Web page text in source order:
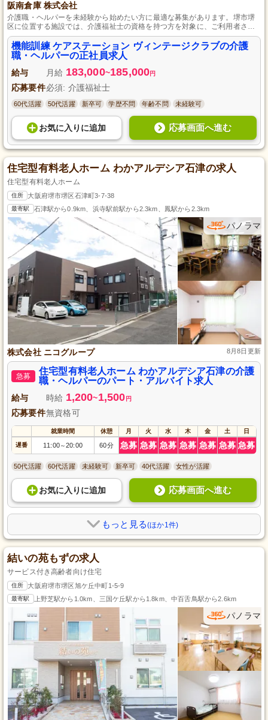
阪南倉庫 株式会社
介護職・ヘルパーを未経験から始めたい方に最適な募集があります。堺市堺
区に位置する施設では、介護福祉士の資格を持つ方を対象に、ご利用者さま
の身体機能回復を目指す機能訓練を担当していただきます。入社後の充実し
た研修制度で、必要な知識やスキルをしっかりと学べるため、安心して業務
に取り組めます。また、正社員としての安定した待遇で長期的なキャリア形
成を支援します。
機能訓練 ケアステーション ヴィンテージクラブの介護
職・ヘルパーの正社員求人
給与 月給 183,000~185,000円
応募要件必須: 介護福祉士
60代活躍 50代活躍 新卒可 学歴不問 年齢不問 未経験可
お気に入り に追加 応募画面へ進む
住宅型有料老人ホーム わかアルデシア石津の求人
住宅型有料老人ホーム
住所 大阪府堺市堺区石津町3-7-38
最寄駅 石津駅から0.9km、浜寺駅前駅から2.3km、鳳駅から2.3km
パノラマ
株式会社 ニコグループ 8月8日更新
急募
住宅型有料老人ホーム わかアルデシア石津の介護
職・ヘルパーのパート・アルバイト求人
給与 時給 1,200~1,500 円
応募要件無資格可
就業時間 休憩 月 火 水 木 金 土 日
遅番 11:00～20:00 60分 急募 急募 急募 急募 急募 急募 急募
50代活躍 60代活躍 未経験可 新卒可 40代活躍 女性が活躍
お気に入り に追加 応募画面へ進む
もっと見る(ほか1件)
結いの苑もずの求人
サービス付き高齢者向け住宅
住所 大阪府堺市堺区旭ケ丘中町1-5-9
最寄駅 上野芝駅から1.0km、三国ケ丘駅から1.8km、中百舌鳥駅から2.6km
パノラマ